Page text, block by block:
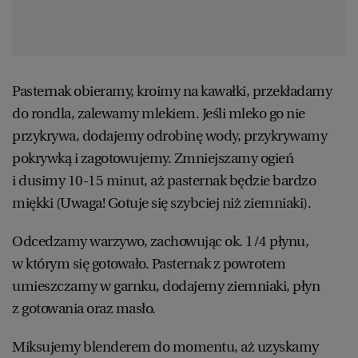
ZIELONA GÓRA
Pasternak obieramy, kroimy na kawałki, przekładamy
do rondla, zalewamy mlekiem. Jeśli mleko go nie
przykrywa, dodajemy odrobinę wody, przykrywamy
pokrywką i zagotowujemy. Zmniejszamy ogień
i dusimy 10-15 minut, aż pasternak będzie bardzo
miękki (Uwaga! Gotuje się szybciej niż ziemniaki).
Odcedzamy warzywo, zachowując ok. 1/4 płynu,
w którym się gotowało. Pasternak z powrotem
umieszczamy w garnku, dodajemy ziemniaki, płyn
z gotowania oraz masło.
Miksujemy blenderem do momentu, aż uzyskamy